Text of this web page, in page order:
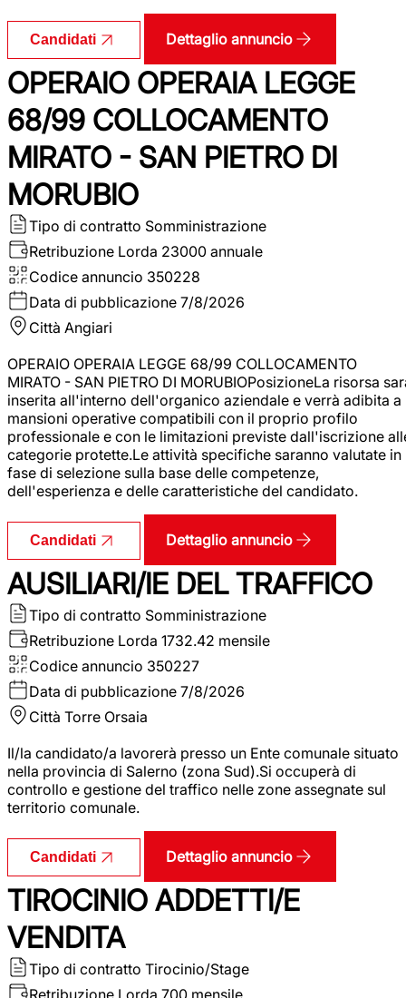
Candidati Dettaglio annuncio
OPERAIO OPERAIA LEGGE
68/99 COLLOCAMENTO
MIRATO - SAN PIETRO DI
MORUBIO
Tipo di contratto Somministrazione
Retribuzione Lorda 23000 annuale
Codice annuncio 350228
Data di pubblicazione 7/8/2026
Città Angiari
OPERAIO OPERAIA LEGGE 68/99 COLLOCAMENTO
MIRATO - SAN PIETRO DI MORUBIOPosizioneLa risorsa
inserita all'interno dell'organico aziendale e verrà adibita a
mansioni operative compatibili con il proprio profilo
professionale e con le limitazioni previste dall'iscrizione
categorie protette.Le attività specifiche saranno valutate in
fase di selezione sulla base delle competenze,
dell'esperienza e delle caratteristiche del candidato.
Candidati Dettaglio annuncio
AUSILIARI/IE DEL TRAFFICO
Tipo di contratto Somministrazione
Retribuzione Lorda 1732.42 mensile
Codice annuncio 350227
Data di pubblicazione 7/8/2026
Città Torre Orsaia
Il/la candidato/a lavorerà presso un Ente comunale situato
nella provincia di Salerno (zona Sud).Si occuperà di
controllo e gestione del traffico nelle zone assegnate sul
territorio comunale.
Candidati Dettaglio annuncio
TIROCINIO ADDETTI/E
VENDITA
Tipo di contratto Tirocinio/Stage
Retribuzione Lorda 700 mensile